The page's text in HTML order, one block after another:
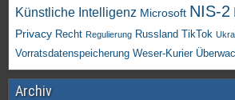
Künstliche Intelligenz Microsoft NIS-2
Privacy Recht Regulierung Russland TikTok
Vorratsdatenspeicherung Weser-Kurier
Archiv